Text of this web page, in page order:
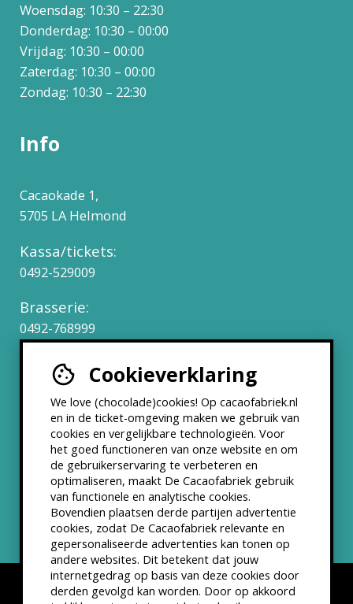
Cookieverklaring
We love (chocolade)cookies! Op cacaofabriek.nl
en in de ticket-omgeving maken we gebruik van
cookies en vergelijkbare technologieën. Voor
het goed functioneren van onze website en om
de gebruikerservaring te verbeteren en
optimaliseren, maakt De Cacaofabriek gebruik
van functionele en analytische cookies.
Bovendien plaatsen derde partijen advertentie
cookies, zodat De Cacaofabriek relevante en
gepersonaliseerde advertenties kan tonen op
andere websites. Dit betekent dat jouw
internetgedrag op basis van deze cookies door
derden gevolgd kan worden. Door op akkoord
Woensdag: 10:30 – 22:30
Donderdag: 10:30 – 00:00
Vrijdag: 10:30 – 00:00
Zaterdag: 10:30 – 00:00
Zondag: 10:30 – 22:30
Info
Cacaokade 1,
5705 LA Helmond
Kassa/tickets:
0492-529009
Brasserie:
0492-768999
Werken bij
Partners & Samenwerkingen
ANBI status
Nieuwsbrief